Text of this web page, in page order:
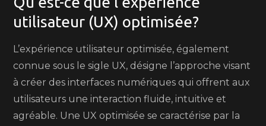
utilisateur (UX) optimisée?
L’expérience utilisateur optimisée, également
connue sous le sigle UX, désigne l’approche visant
à créer des interfaces numériques qui offrent aux
utilisateurs une interaction fluide, intuitive et
agréable. Une UX optimisée se caractérise par la